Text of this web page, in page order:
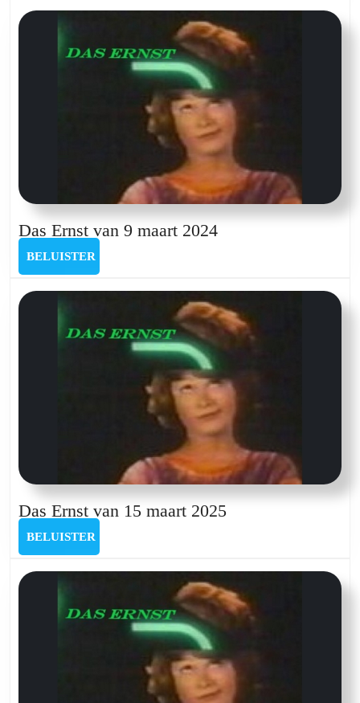
2
augustus
Das Ernst van 9 maart 2024Das
9
maart
2024
BELUISTER
Das Ernst van 15 maart 2025Das
15
maart
2025
BELUISTER